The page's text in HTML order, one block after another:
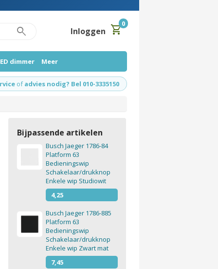
search Inloggen shopping_cart0
dimmer Meer
of advies nodig? Bel 010-3335150
Bijpassende artikelen
Busch Jaeger 1786-84
Platform 63
Bedieningswip
Schakelaar/drukknop
Enkele wip Studiowit
4,25
Busch Jaeger 1786-885
Platform 63
Bedieningswip
Schakelaar/drukknop
Enkele wip Zwart mat
7,45